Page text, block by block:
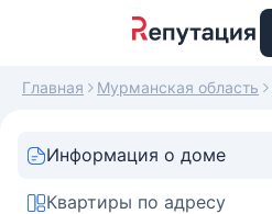
Главная Мурманская область
Информация о доме
Квартиры по адресу